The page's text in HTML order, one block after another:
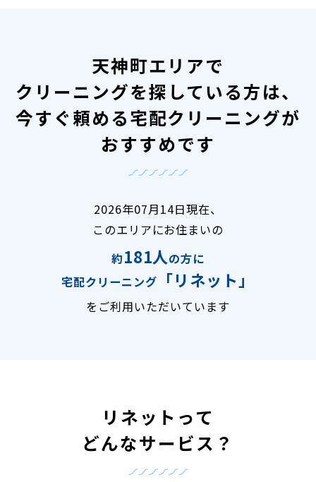
天神町エリアで
クリーニングを探している方は、
今すぐ頼める宅配クリーニングが
おすすめです
2026年07月14日現在、
このエリアにお住まいの
約181人の方に
宅配クリーニング
「リネット」
をご利用いただいています
リネットって
どんなサービス？